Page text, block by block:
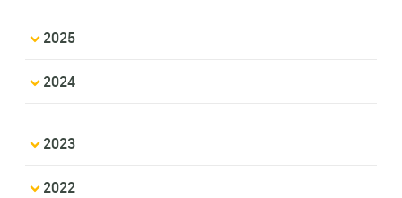
2025
2024
2023
2022